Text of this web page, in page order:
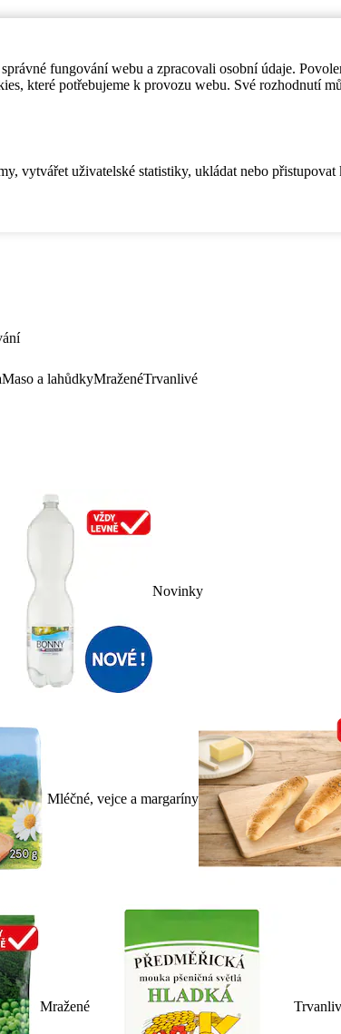
fungování webu a zpracovali osobní údaje.
které potřebujeme k provozu webu. Své rozhodnutí
vytvářet uživatelské statistiky, ukládat nebo
Maso a lahůdkyMraženéTrvanlivé
Novinky
Mléčné, vejce a margaríny
Mražené